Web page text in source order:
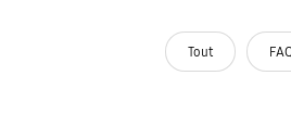
Tout